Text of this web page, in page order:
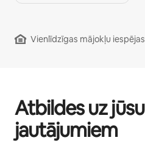
Vienlīdzīgas mājokļu iespējas
Atbildes uz jūsu
jautājumiem